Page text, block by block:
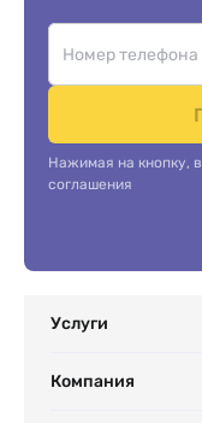
Нажимая на кнопку,
соглашения
Услуги
Компания